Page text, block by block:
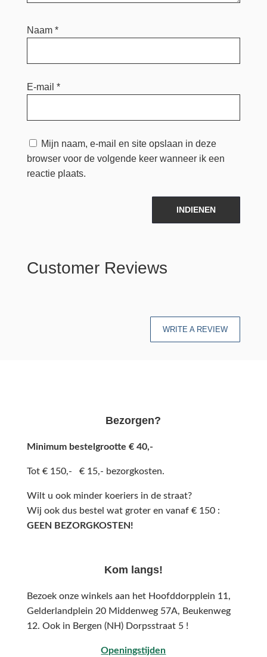
Naam *
E-mail *
Mijn naam, e-mail en site opslaan in deze
browser voor de volgende keer wanneer ik een
reactie plaats.
INDIENEN
Customer Reviews
WRITE A REVIEW
Bezorgen?
Minimum bestelgrootte € 40,-
Tot € 150,- € 15,- bezorgkosten.
Wilt u ook minder koeriers in de straat?
Wij ook dus bestel wat groter en vanaf € 150 :
GEEN BEZORGKOSTEN!
Kom langs!
Bezoek onze winkels aan het Hoofddorpplein 11,
Gelderlandplein 20 Middenweg 57A, Beukenweg
12. Ook in Bergen (NH) Dorpsstraat 5 !
Openingstijden